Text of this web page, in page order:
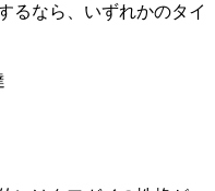
るなら、いずれかのタイ